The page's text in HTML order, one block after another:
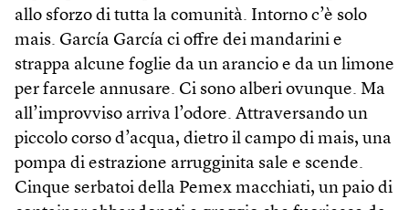
allo sforzo di tutta la comunità. Intorno c’è solo
mais. García García ci offre dei mandarini e
strappa alcune foglie da un arancio e da un limone
per farcele annusare. Ci sono alberi ovunque. Ma
all’improvviso arriva l’odore. Attraversando un
piccolo corso d’acqua, dietro il campo di mais, una
pompa di estrazione arrugginita sale e scende.
Cinque serbatoi della Pemex macchiati, un paio di